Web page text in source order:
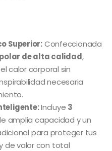
Superior:Confeccionada
de alta calidad,
calor corporal sin
necesaria
Incluye 3
amplia capacidad y un
para proteger tus
de valor con total